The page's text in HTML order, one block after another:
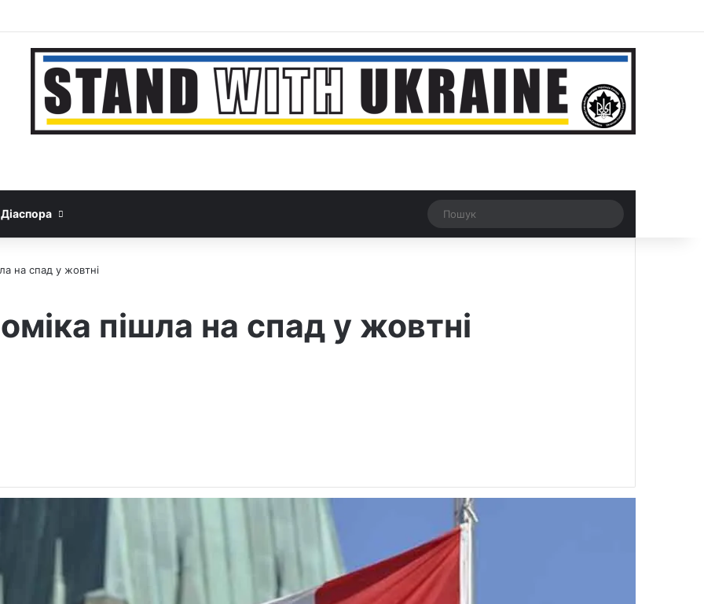
Google News
Threads
Діаспора Рандомна новина
Switch skin
на спад у жовтні
пішла на спад у жовтні